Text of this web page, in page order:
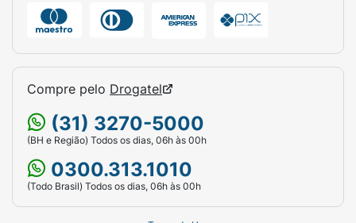
Compre pelo Drogatel
(31) 3270-5000
(BH e Região) Todos os dias, 06h às 00h
0300.313.1010
(Todo Brasil) Todos os dias, 06h às 00h